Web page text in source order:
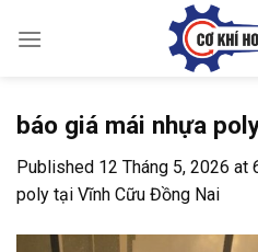
báo giá mái nhựa
Published 12 Tháng 5, 2026 at
poly tại Vĩnh Cữu Đồng Nai